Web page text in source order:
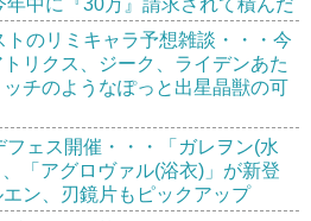
中に『30万』請求されて積んだ
トのリミキャラ予想雑談・・・今
リクス、ジーク、ライデンあた
チのようなぽっと出星晶獣の可
フェス開催・・・「ガレヲン(水
「アグロヴァル(浴衣)」が新登
ン、刃鏡片もピックアップ